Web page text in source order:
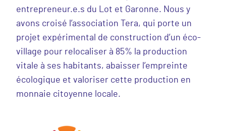
entrepreneur.e.s du Lot et Garonne. Nous y
avons croisé l’association Tera, qui porte un
projet expérimental de construction d’un éco-
village pour relocaliser à 85% la production
vitale à ses habitants, abaisser l’empreinte
écologique et valoriser cette production en
monnaie citoyenne locale.